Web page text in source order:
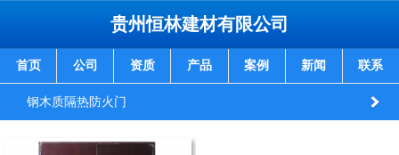
贵州恒林建材有限公司
首页 公司 资质 产品 案例 新闻 联系
钢木质隔热防火门